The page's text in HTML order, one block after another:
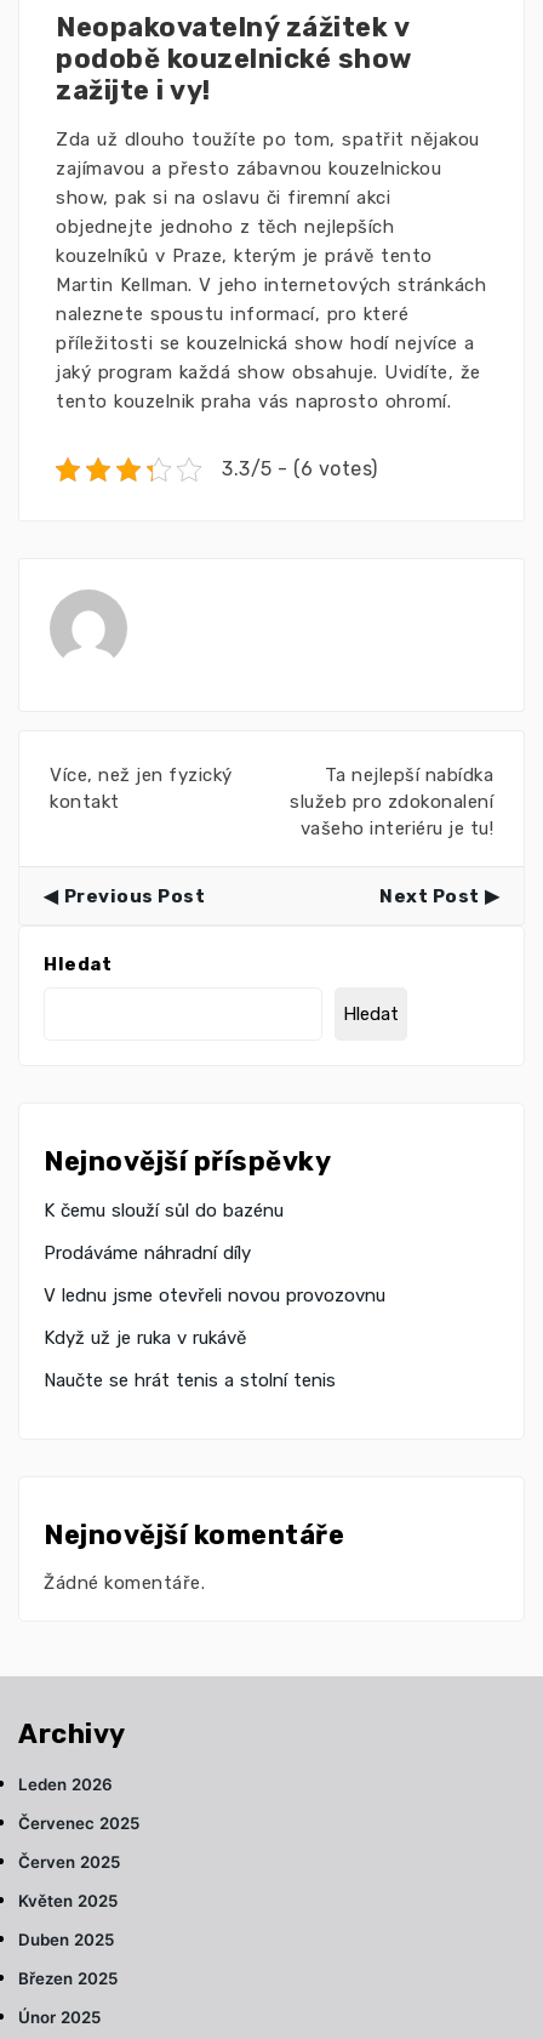
Neopakovatelný zážitek v
podobě kouzelnické show
zažijte i vy!
Zda už dlouho toužíte po tom, spatřit nějakou
zajímavou a přesto zábavnou kouzelnickou
show, pak si na oslavu či firemní akci
objednejte jednoho z těch nejlepších
kouzelníků v Praze, kterým je právě tento
Martin Kellman. V jeho internetových stránkách
naleznete spoustu informací, pro které
příležitosti se kouzelnická show hodí nejvíce a
jaký program každá show obsahuje. Uvidíte, že
tento kouzelnik praha vás naprosto ohromí.
3.3/5 - (6 votes)
Více, než jen fyzický
kontakt
Ta nejlepší nabídka
služeb pro zdokonalení
vašeho interiéru je tu!
Previous Post Next Post
Hledat
Hledat
Nejnovější příspěvky
K čemu slouží sůl do bazénu
Prodáváme náhradní díly
V lednu jsme otevřeli novou provozovnu
Když už je ruka v rukávě
Naučte se hrát tenis a stolní tenis
Nejnovější komentáře
Žádné komentáře.
Archivy
Leden 2026
Červenec 2025
Červen 2025
Květen 2025
Duben 2025
Březen 2025
Únor 2025